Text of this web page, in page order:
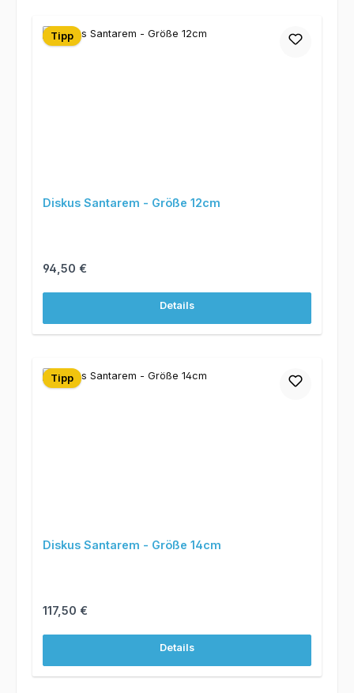
Tipp
Diskus Santarem - Größe 12cm
Regulärer Preis:
94,50 €
Details
Tipp
Diskus Santarem - Größe 14cm
Regulärer Preis:
117,50 €
Details